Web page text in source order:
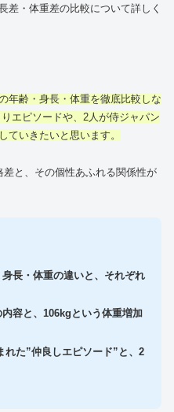
差・体重差の比較について詳しく
年齢・身長・体重を徹底比較しな
エピソードや、2人が侍ジャパン
ていきたいと思います。
と、その個性あふれる関係性が
長・体重の違いと、それぞれ
容と、106kgという体重増加
れた”仲良しエピソード”と、2